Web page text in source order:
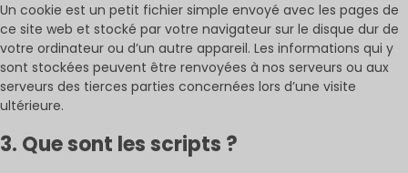
Un cookie est un petit fichier simple envoyé avec les pages de
ce site web et stocké par votre navigateur sur le disque dur de
votre ordinateur ou d’un autre appareil. Les informations qui y
sont stockées peuvent être renvoyées à nos serveurs ou aux
serveurs des tierces parties concernées lors d’une visite
ultérieure.
3. Que sont les scripts ?